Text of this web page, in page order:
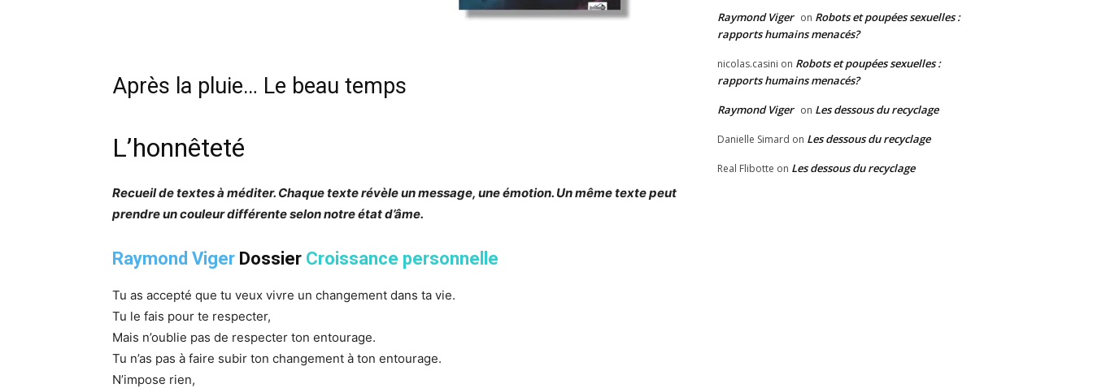
Après la pluie… Le beau temps
L’honnêteté
Recueil de textes à méditer. Chaque texte révèle un message, une émotion. Un même texte peut
prendre un couleur différente selon notre état d’âme.
Raymond Viger Dossier Croissance personnelle
Tu as accepté que tu veux vivre un changement dans ta vie.
Tu le fais pour te respecter,
Mais n’oublie pas de respecter ton entourage.
Tu n’as pas à faire subir ton changement à ton entourage.
N’impose rien,
Raymond Viger on Robots et poupées sexuelles :
rapports humains menacés?
nicolas.casini on Robots et poupées sexuelles :
rapports humains menacés?
Raymond Viger on Les dessous du recyclage
Danielle Simard on Les dessous du recyclage
Real Flibotte on Les dessous du recyclage